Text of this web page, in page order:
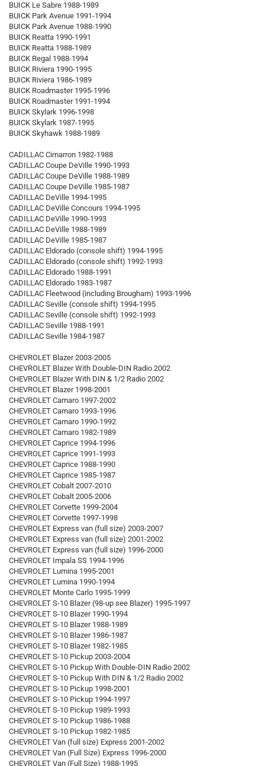
BUICK Le Sabre 1988-1989
BUICK Park Avenue 1991-1994
BUICK Park Avenue 1988-1990
BUICK Reatta 1990-1991
BUICK Reatta 1988-1989
BUICK Regal 1988-1994
BUICK Riviera 1990-1995
BUICK Riviera 1986-1989
BUICK Roadmaster 1995-1996
BUICK Roadmaster 1991-1994
BUICK Skylark 1996-1998
BUICK Skylark 1987-1995
BUICK Skyhawk 1988-1989
CADILLAC Cimarron 1982-1988
CADILLAC Coupe DeVille 1990-1993
CADILLAC Coupe DeVille 1988-1989
CADILLAC Coupe DeVille 1985-1987
CADILLAC DeVille 1994-1995
CADILLAC DeVille Concours 1994-1995
CADILLAC DeVille 1990-1993
CADILLAC DeVille 1988-1989
CADILLAC DeVille 1985-1987
CADILLAC Eldorado (console shift) 1994-1995
CADILLAC Eldorado (console shift) 1992-1993
CADILLAC Eldorado 1988-1991
CADILLAC Eldorado 1983-1987
CADILLAC Fleetwood (including Brougham) 1993-1996
CADILLAC Seville (console shift) 1994-1995
CADILLAC Seville (console shift) 1992-1993
CADILLAC Seville 1988-1991
CADILLAC Seville 1984-1987
CHEVROLET Blazer 2003-2005
CHEVROLET Blazer With Double-DIN Radio 2002
CHEVROLET Blazer With DIN & 1/2 Radio 2002
CHEVROLET Blazer 1998-2001
CHEVROLET Camaro 1997-2002
CHEVROLET Camaro 1993-1996
CHEVROLET Camaro 1990-1992
CHEVROLET Camaro 1982-1989
CHEVROLET Caprice 1994-1996
CHEVROLET Caprice 1991-1993
CHEVROLET Caprice 1988-1990
CHEVROLET Caprice 1985-1987
CHEVROLET Cobalt 2007-2010
CHEVROLET Cobalt 2005-2006
CHEVROLET Corvette 1999-2004
CHEVROLET Corvette 1997-1998
CHEVROLET Express van (full size) 2003-2007
CHEVROLET Express van (full size) 2001-2002
CHEVROLET Express van (full size) 1996-2000
CHEVROLET Impala SS 1994-1996
CHEVROLET Lumina 1995-2001
CHEVROLET Lumina 1990-1994
CHEVROLET Monte Carlo 1995-1999
CHEVROLET S-10 Blazer (98-up see Blazer) 1995-1997
CHEVROLET S-10 Blazer 1990-1994
CHEVROLET S-10 Blazer 1988-1989
CHEVROLET S-10 Blazer 1986-1987
CHEVROLET S-10 Blazer 1982-1985
CHEVROLET S-10 Pickup 2003-2004
CHEVROLET S-10 Pickup With Double-DIN Radio 2002
CHEVROLET S-10 Pickup With DIN & 1/2 Radio 2002
CHEVROLET S-10 Pickup 1998-2001
CHEVROLET S-10 Pickup 1994-1997
CHEVROLET S-10 Pickup 1989-1993
CHEVROLET S-10 Pickup 1986-1988
CHEVROLET S-10 Pickup 1982-1985
CHEVROLET Van (full size) Express 2001-2002
CHEVROLET Van (Full Size) Express 1996-2000
CHEVROLET Van (Full Size) 1988-1995